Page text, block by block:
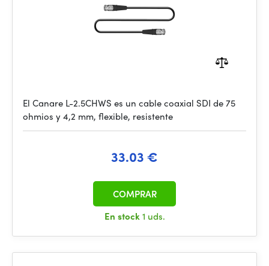
El Canare L-2.5CHWS es un cable coaxial SDI de 75
ohmios y 4,2 mm, flexible, resistente
33.03 €
En stock1 uds.
COMPRAR